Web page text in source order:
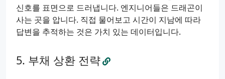
신호를 표면으로 드러냅니다. 엔지니어들은 드래곤이
사는 곳을 압니다. 직접 물어보고 시간이 지남에 따라
답변을 추적하는 것은 가치 있는 데이터입니다.
부채 상환 전략